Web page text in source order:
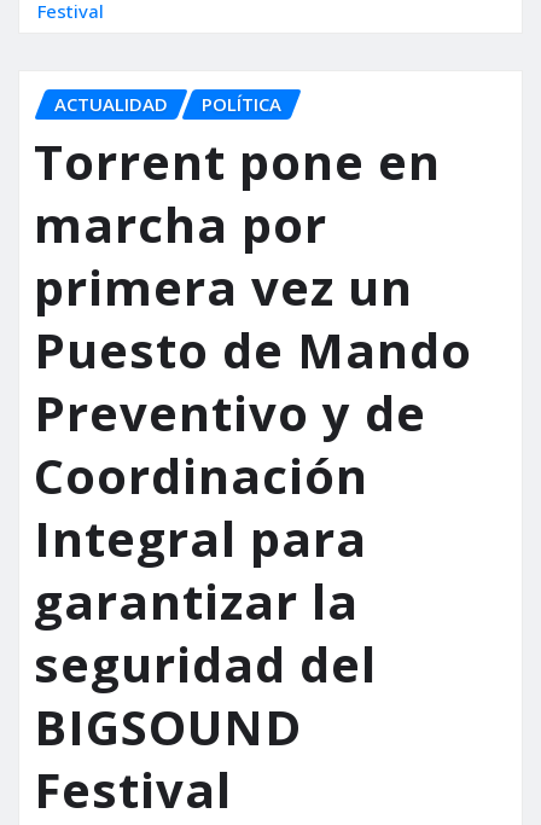
Festival
ACTUALIDAD POLÍTICA
Torrent pone en
marcha por
primera vez un
Puesto de Mando
Preventivo y de
Coordinación
Integral para
garantizar la
seguridad del
BIGSOUND
Festival